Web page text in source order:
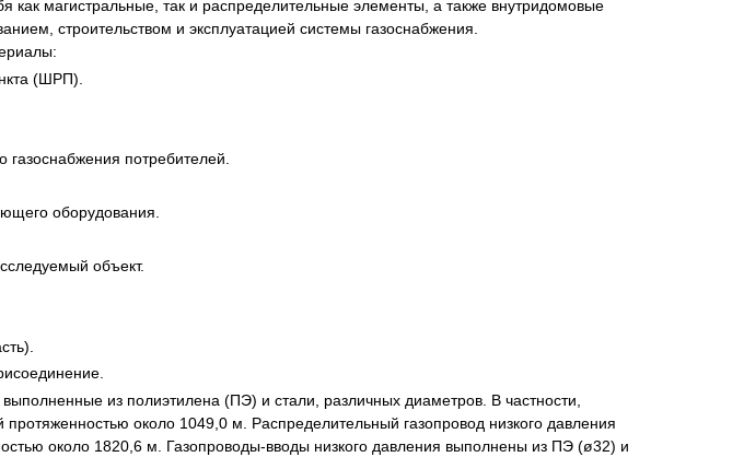
экспертиза
экспертиза
экспертиза
магистральные, так и распределительные элементы, а также внутридомовые
строительством и эксплуатацией системы газоснабжения.
(ШРП).
потребителей.
оборудования.
объект.
из полиэтилена (ПЭ) и стали, различных диаметров. В частности,
около 1049,0 м. Распределительный газопровод низкого давления
около 1820,6 м. Газопроводы-вводы низкого давления выполнены из ПЭ (ø32) и